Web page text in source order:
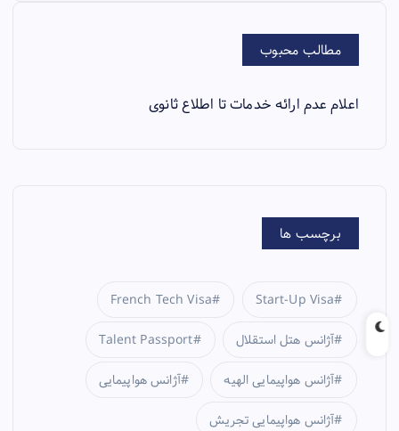
مطالب محبوب
اعلام عدم ارائه خدمات تا اطلاع ثانوی
برچسب ها
French Tech Visa Start-Up Visa
Talent Passport آژانس هتل استقلال
آژانس هواپیمایی آژانس هواپیمایی الهیه
آژانس هواپیمایی تجریش